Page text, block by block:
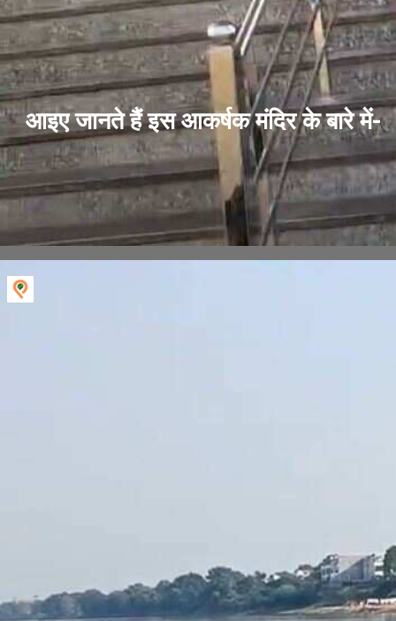
आइए जानते हैं इस आकर्षक मंदिर के बारे में-